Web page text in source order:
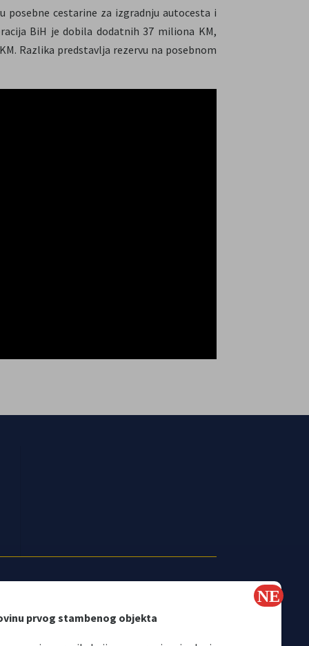
prvog stambenog objekta
posebne cestarine za izgradnju autocesta i
BiH je dobila dodatnih 37 miliona KM,
Razlika predstavlja rezervu na posebnom